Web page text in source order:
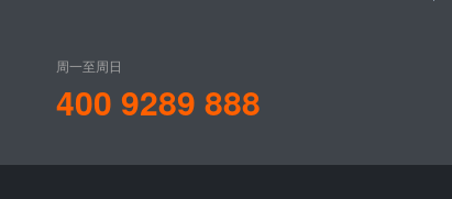
周一至周日
400 9289 888